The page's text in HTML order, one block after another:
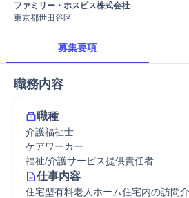
ファミリー・ホスピス株式会社
東京都世田谷区
募集要項
職務内容
職種
介護福祉士
ケアワーカー
福祉/介護サービス提供責任者
仕事内容
住宅型有料老人ホーム住宅内の訪問